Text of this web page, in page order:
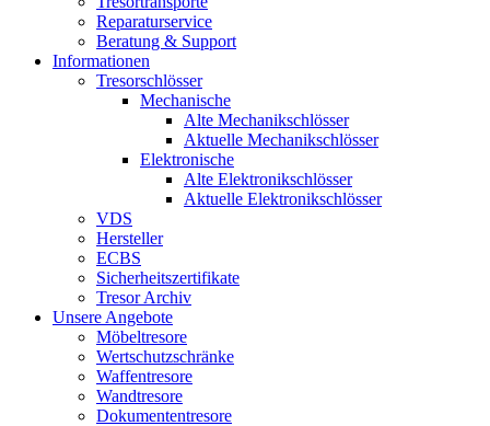
Reparaturservice
Beratung & Support
Informationen
Tresorschlösser
Mechanische
Alte Mechanikschlösser
Aktuelle Mechanikschlösser
Elektronische
Alte Elektronikschlösser
Aktuelle Elektronikschlösser
VDS
Hersteller
ECBS
Sicherheitszertifikate
Tresor Archiv
Unsere Angebote
Möbeltresore
Wertschutzschränke
Waffentresore
Wandtresore
Dokumententresore